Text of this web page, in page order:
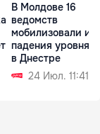
В Молдове 16
ведомств
мобилизовали
падения уровня
в Днестре
24 Июл. 11:41